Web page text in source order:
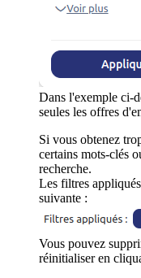
Dans l'exemple ci-
seules les offres
Si vous obtenez
certains mots-clés
recherche.
Les filtres
suivante :
Vous pouvez
réinitialiser en